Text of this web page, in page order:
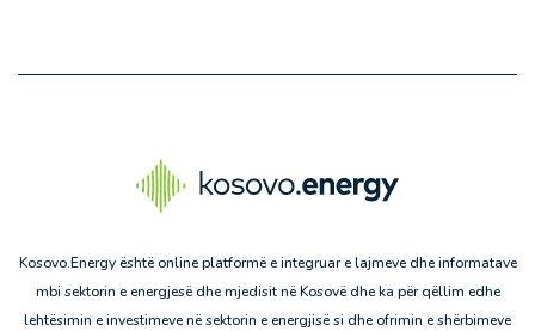
Kosovo.Energy është online platformë e integruar e lajmeve dhe informatave
mbi sektorin e energjesë dhe mjedisit në Kosovë dhe ka për qëllim edhe
lehtësimin e investimeve në sektorin e energjisë si dhe ofrimin e shërbimeve